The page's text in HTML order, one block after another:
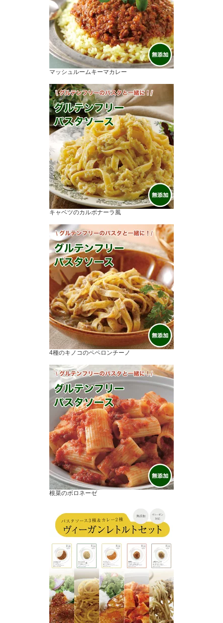
マッシュルームキーマカレー
キャベツのカルボナーラ風
4種のキノコのペペロンチーノ
根菜のボロネーゼ